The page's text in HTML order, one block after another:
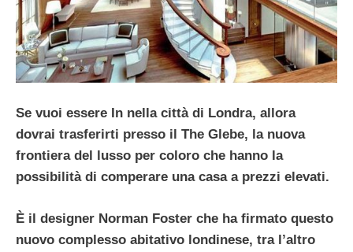
Se vuoi essere In nella città di Londra, allora
dovrai trasferirti presso il The Glebe, la nuova
frontiera del lusso per coloro che hanno la
possibilità di comperare una casa a prezzi elevati.
È il designer Norman Foster che ha firmato questo
nuovo complesso abitativo londinese, tra l’altro